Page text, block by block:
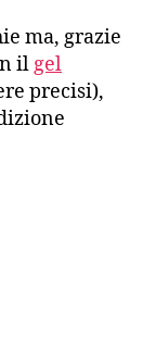
ma, grazie
ilgel
precisi),